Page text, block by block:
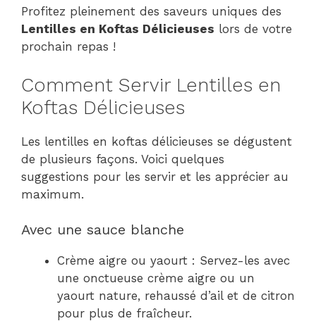
Profitez pleinement des saveurs uniques des
Lentilles en Koftas Délicieuses lors de votre
prochain repas !
Comment Servir Lentilles en
Koftas Délicieuses
Les lentilles en koftas délicieuses se dégustent
de plusieurs façons. Voici quelques
suggestions pour les servir et les apprécier au
maximum.
Avec une sauce blanche
Crème aigre ou yaourt : Servez-les avec
une onctueuse crème aigre ou un
yaourt nature, rehaussé d’ail et de citron
pour plus de fraîcheur.